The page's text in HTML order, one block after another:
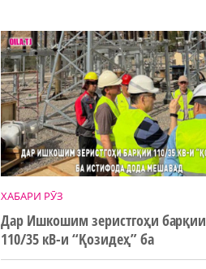
ХАБАРИ РӮЗ
Дар Ишкошим зеристгоҳи барқии
110/35 кВ-и “Қозидеҳ” ба
истифода дода мешавад